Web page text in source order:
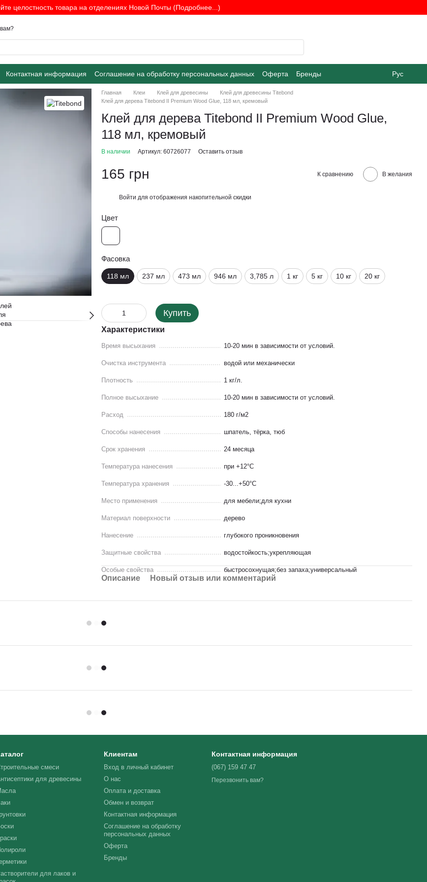
целостность товара на отделениях Новой Почты (Подробнее...)
Контактная информация Соглашение на обработку персональных данных Оферта Бренды Рус
Главная Клеи Клей для древесины
Клей для древесины Titebond
Клей для дерева Titebond II Premium Wood Glue, 118 мл, кремовый
Клей для дерева Titebond II Premium Wood Glue,
118 мл, кремовый
В наличии Артикул: 60726077 Оставить отзыв
165 грн К сравнению В желания
Войти для отображения накопительной скидки
Цвет
Фасовка
118 мл 237 мл 473 мл 946 мл 3,785 л 1 кг 5 кг 10 кг 20 кг
Купить
Характеристики
Время высыхания 10-20 мин в зависимости от условий.
Очистка инструмента водой или механически
Плотность 1 кг/л.
Полное высыхание 10-20 мин в зависимости от условий.
Расход 180 г/м2
Способы нанесения шпатель, тёрка, тюб
Срок хранения 24 месяца
Температура нанесения при +12°С
Температура хранения -30...+50°С
Место применения для мебели;для кухни
Материал поверхности дерево
Нанесение глубокого проникновения
Защитные свойства водостойкость;укрепляющая
Особые свойства быстросохнущая;без запаха;универсальный
Описание Новый отзыв или комментарий
смеси
для древесины
для лаков и
Клиентам
Вход в личный кабинет
О нас
Оплата и доставка
Обмен и возврат
Контактная информация
Соглашение на обработку
персональных данных
Оферта
Бренды
Контактная информация
(067) 159 47 47
Перезвонить вам?